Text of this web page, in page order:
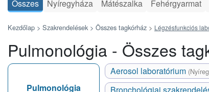
Összes Nyíregyháza Mátészalka Fehérgyarmat
Kezdőlap > Szakrendelések > Összes tagkórház > Légzésfunkciós
Pulmonológia - Összes
Pulmonológia
Aerosol laboratórium